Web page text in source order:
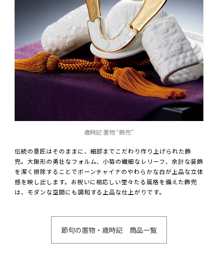
歳時記 置物 “飾兜”
伝統の意匠はそのままに、細部までこだわり作り上げられた飾
兜。大鍬形の勇壮なフォルム、小菊の繊細なレリーフ、余計な装飾
を潔く排除することでボーンチャイナのやわらかな白が上品な立体
感を映し出します。お祝いに相応しい堂々たる風格を備えた飾兜
は、モダンな空間にも調和する上品な仕上がりです。
節句の置物・歳時記 商品一覧